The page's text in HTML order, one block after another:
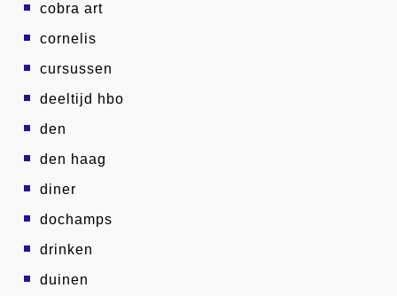
cobra art
cornelis
cursussen
deeltijd hbo
den
den haag
diner
dochamps
drinken
duinen